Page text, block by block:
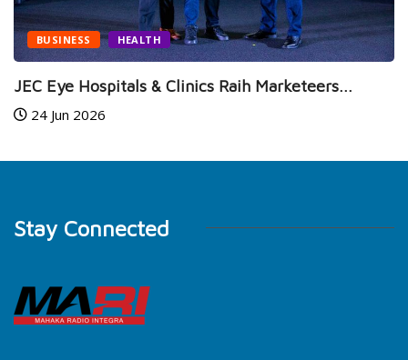
BUSINESS HEALTH
JEC Eye Hospitals & Clinics Raih Marketeers...
24 Jun 2026
Stay Connected